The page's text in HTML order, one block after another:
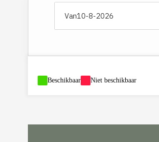
Van
Beschikbaar Niet beschikbaar